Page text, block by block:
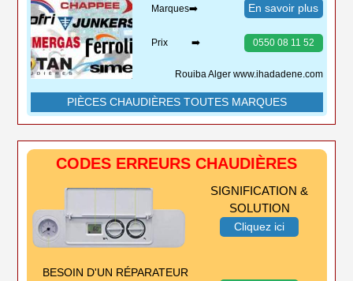
Marques➡️ En savoir plus
Prix ➡️ 0550 08 11 52
Rouiba Alger www.ihadadene.com
PIÈCES CHAUDIÈRES TOUTES MARQUES
CODES ERREURS CHAUDIÈRES
SIGNIFICATION &
SOLUTION
Cliquez ici
BESOIN D'UN RÉPARATEUR